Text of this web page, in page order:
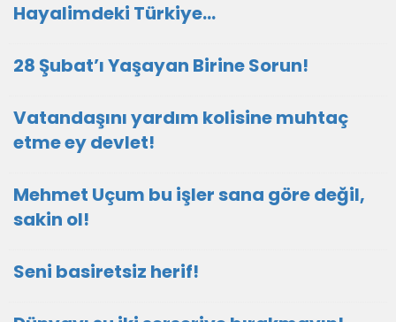
Hayalimdeki Türkiye…
28 Şubat’ı Yaşayan Birine Sorun!
Vatandaşını yardım kolisine muhtaç
etme ey devlet!
Mehmet Uçum bu işler sana göre değil,
sakin ol!
Seni basiretsiz herif!